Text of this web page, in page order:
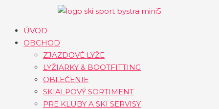
obsahÚVOD
OBCHOD
ZJAZDOVÉ LYŽE
LYŽIARKY & BOOTFITTING
OBLEČENIE
SKIALPOVÝ SORTIMENT
PRE KLUBY A SKI SERVISY